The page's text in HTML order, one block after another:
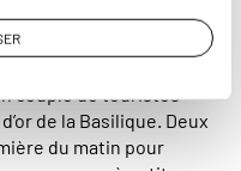
Marc, un
couple de touristes
de la Basilique. Deux
du matin pour